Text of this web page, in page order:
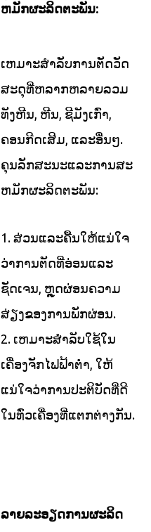
ຫມັກຜະລິດຕະພັນ:
ເຫມາະສໍາລັບການຕັດວັດ
ສະດຸທີ່ຫລາກຫລາຍລວມ
ທັງຫີນ, ຫີນ, ຊີມັງເກົ່າ,
ຄອນກີດເສີມ, ແລະອື່ນໆ.
ຄຸນລັກສະນະແລະການສະ
ຫມັກຜະລິດຕະພັນ:
1. ສ່ວນແລະຄື້ນໃຫ້ແນ່ໃຈ
ວ່າການຕັດທີ່ອ່ອນແລະ
ຊັດເຈນ, ຫຼຸດຜ່ອນຄວາມ
ສ່ຽງຂອງການພັກຜ່ອນ.
2. ເຫມາະສໍາລັບໃຊ້ໃນ
ເຄື່ອງຈັກໄຟຟ້າຕ່ໍາ, ໃຫ້
ແນ່ໃຈວ່າການປະຕິບັດທີ່ດີ
ໃນທົ່ວເຄື່ອງທີ່ແຕກຕ່າງກັນ.
ລາຍລະອຽດການຜະລິດ